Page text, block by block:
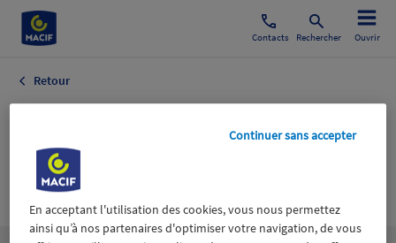
Contacts Rechercher Ouvrir
Retour
PRESSE
RELAXNEWS
En acceptant l'utilisation des cookies, vous nous permettez
ainsi qu’à nos partenaires d'optimiser votre navigation, de vous
Continuer sans accepter